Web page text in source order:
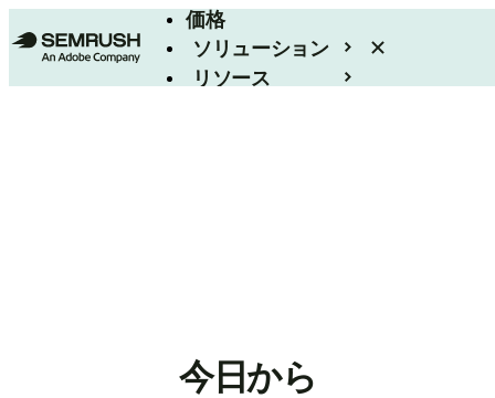
価格
ソリューション
リソース
今日から